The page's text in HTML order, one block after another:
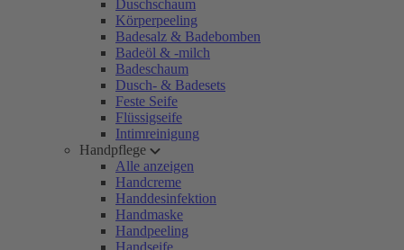
Duschschaum
Körperpeeling
Badesalz & Badebomben
Badeöl & -milch
Badeschaum
Dusch- & Badesets
Feste Seife
Flüssigseife
Intimreinigung
Handpflege
Alle anzeigen
Handcreme
Handdesinfektion
Handmaske
Handpeeling
Handseife